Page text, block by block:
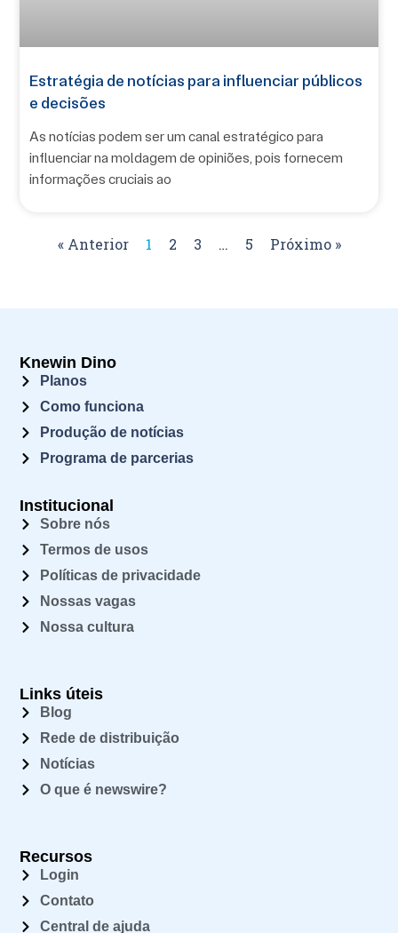
Estratégia de notícias para influenciar públicos
e decisões
As notícias podem ser um canal estratégico para
influenciar na moldagem de opiniões, pois fornecem
informações cruciais ao
« Anterior 1 2 3 … 5 Próximo »
Knewin Dino
Planos
Como funciona
Produção de notícias
Programa de parcerias
Institucional
Sobre nós
Termos de usos
Políticas de privacidade
Nossas vagas
Nossa cultura
Links úteis
Blog
Rede de distribuição
Notícias
O que é newswire?
Recursos
Login
Contato
Central de ajuda